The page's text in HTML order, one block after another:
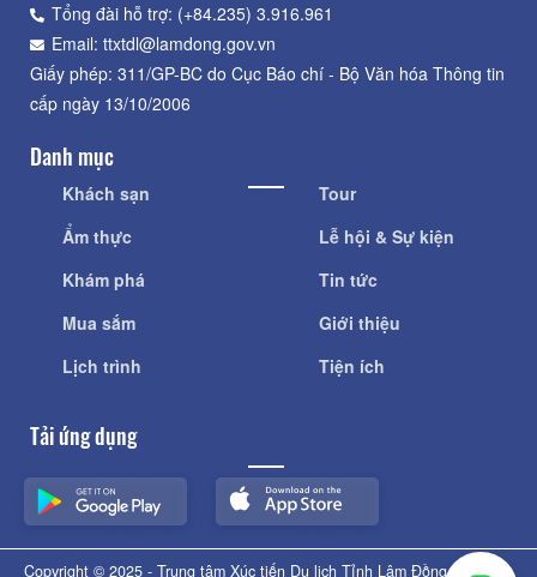
Tổng đài hỗ trợ: (+84.235) 3.916.961
Email: ttxtdl@lamdong.gov.vn
Giấy phép: 311/GP-BC do Cục Báo chí - Bộ Văn hóa Thông tin
cấp ngày 13/10/2006
Danh mục
Khách sạn
Ẩm thực
Khám phá
Mua sắm
Lịch trình
Tour
Lễ hội & Sự kiện
Tin tức
Giới thiệu
Tiện ích
Tải ứng dụng
Copyright © 2025 - Trung tâm Xúc tiến Du lịch Tỉnh Lâm Đồng